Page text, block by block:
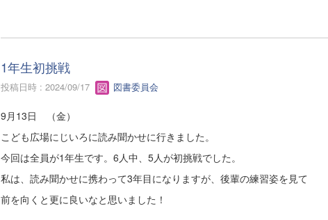
1年生初挑戦
投稿日時 : 2024/09/17 図書委員会
9月13日 （金）
こども広場にじいろに読み聞かせに行きました。
今回は全員が1年生です。6人中、5人が初挑戦でした。
私は、読み聞かせに携わって3年目になりますが、後輩の練習姿を見て
前を向くと更に良いなと思いました！